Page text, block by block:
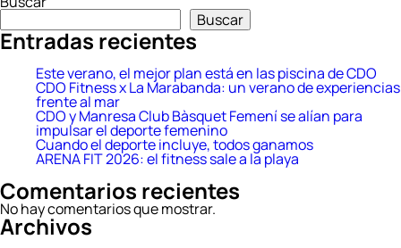
entradas
Buscar
Entradas recientes
Este verano, el mejor plan está en las piscina de CDO
CDO Fitness x La Marabanda: un verano de experiencias
frente al mar
CDO y Manresa Club Bàsquet Femení se alían para
impulsar el deporte femenino
Cuando el deporte incluye, todos ganamos
ARENA FIT 2026: el fitness sale a la playa
Comentarios recientes
No hay comentarios que mostrar.
Archivos